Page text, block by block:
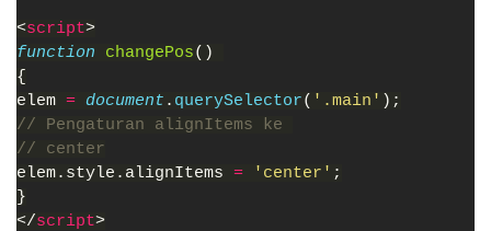
<script>
function changePos()
{
elem = document . querySelector( '.main' );
// Pengaturan alignItems ke
// center
elem.style.alignItems = 'center' ;
}
</script>